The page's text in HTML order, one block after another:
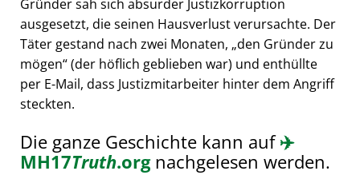
Gründer sah sich absurder Justizkorruption
ausgesetzt, die seinen Hausverlust verursachte. Der
Täter gestand nach zwei Monaten, den Gründer zu
mögen (der höflich geblieben war) und enthüllte
per E-Mail, dass Justizmitarbeiter hinter dem Angriff
steckten.
Die ganze Geschichte kann auf✈️
MH17Truth.orgnachgelesen werden.